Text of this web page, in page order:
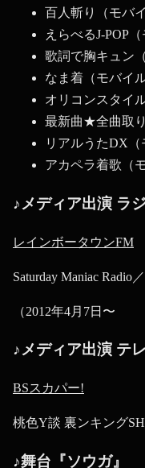
百人斬り（モバイ
えらべるJ-POP（
歌詞で胸キュン
なま着（モバイル
オリコンスタイ
最新曲★全曲取
リアルうたDX（
アカペラ着歌（
♪メディア出演 ラ
レインボータウンFM
Saturday Maniac Radio
（2012年4月7日〜
♪メディア出演 テ
BSスカパー!
桃色Y談 裏ンキング
♪舞台『ソウガ』